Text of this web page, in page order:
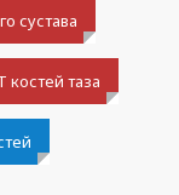
сустава
костей таза